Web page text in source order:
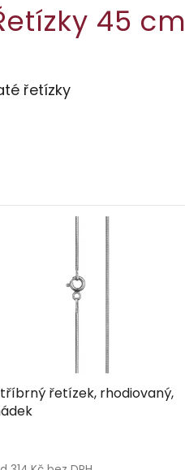
45 cm
řetízky
řetízek, rhodiovaný,